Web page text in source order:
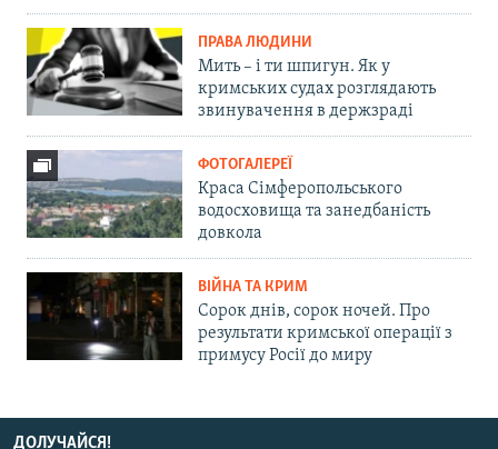
ПРАВА ЛЮДИНИ
Мить – і ти шпигун. Як у
кримських судах розглядають
звинувачення в держзраді
ФОТОГАЛЕРЕЇ
Краса Сімферопольського
водосховища та занедбаність
довкола
ВІЙНА ТА КРИМ
Сорок днів, сорок ночей. Про
результати кримської операції з
примусу Росії до миру
ДОЛУЧАЙСЯ!